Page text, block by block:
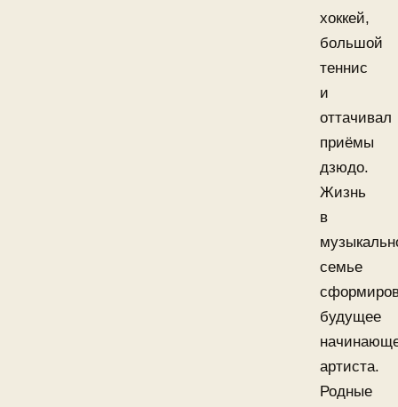
хоккей,
большой
теннис
и
оттачивал
приёмы
дзюдо.
Жизнь
в
семье
будущее
артиста.
Родные